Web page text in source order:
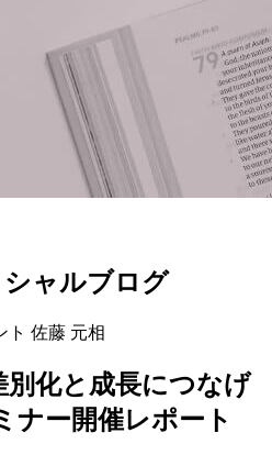
ャルブログ
ト 佐藤 元相
別化と成長につなげ
ナー開催レポート